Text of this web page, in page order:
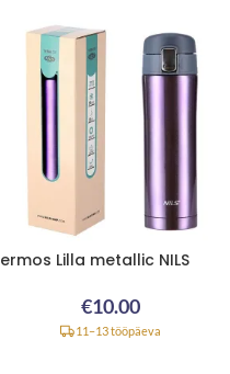
Lilla metallic NILS
€10.00
11–13 tööpäeva